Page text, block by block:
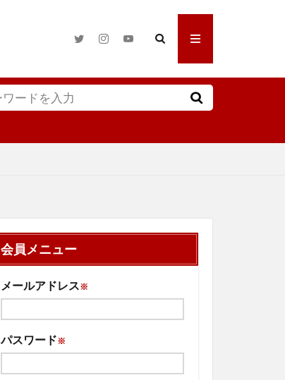
会員メニュー
メールアドレス※
パスワード※